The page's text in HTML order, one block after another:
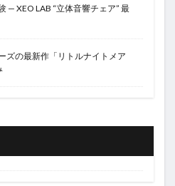
— XEO LAB “立体音響チェア” 最
ズの最新作「リトルナイトメア